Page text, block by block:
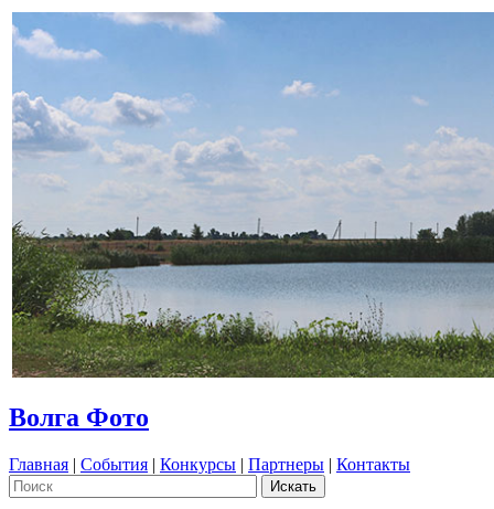
Волга Фото
Главная | События | Конкурсы | Партнеры | Контакты